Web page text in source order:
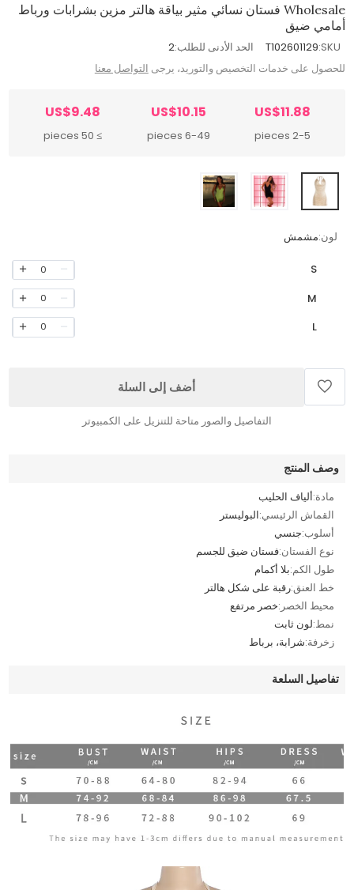
Wholesale فستان نسائي مثير بياقة هالتر مزين بشرابات ورباط
أمامي ضيق
SKU:
T102601129 الحد الأدنى للطلب:2
للحصول على خدمات التخصيص والتوريد، يرجى التواصل معنا
US$11.88
2-5 pieces
US$10.15
6-49 pieces
US$9.48
≥ 50 pieces
لون:مشمش
S
0
M
0
L
0
أضف إلى السلة
التفاصيل والصور متاحة للتنزيل على الكمبيوتر
وصف المنتج
مادة:ألياف الحليب
القماش الرئيسي:البوليستر
أسلوب:جنسي
نوع الفستان:فستان ضيق للجسم
طول الكم:بلا أكمام
خط العنق:رقبة على شكل هالتر
محيط الخصر:خصر مرتفع
نمط:لون ثابت
زخرفة:شرابة، برباط
تفاصيل السلعة